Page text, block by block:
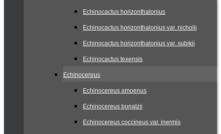
Echinocactus horizonthalonius
Echinocactus horizonthalonius var. nicholii
Echinocactus horizonthalonius var. subikii
Echinocactus texensis
Echinocereus
Echinocereus amoenus
Echinocereus bonatzii
Echinocereus coccineus var. inermis